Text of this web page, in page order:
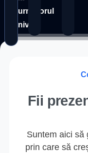
următorul
nivel.
Fii
Suntem aici să
prin care să